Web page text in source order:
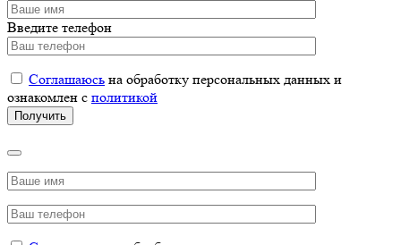
Введите телефон
Соглашаюсь на обработку персональных данных и
ознакомлен с политикой